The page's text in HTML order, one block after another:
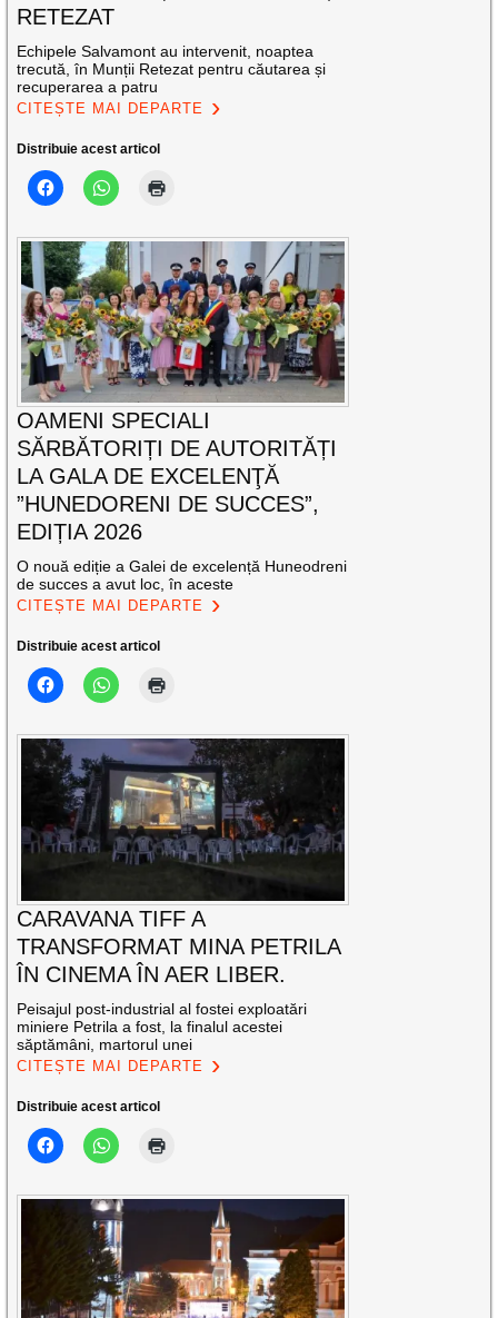
RETEZAT
Echipele Salvamont au intervenit, noaptea
trecută, în Munții Retezat pentru căutarea și
recuperarea a patru
CITEȘTE MAI DEPARTE
Distribuie acest articol
OAMENI SPECIALI
SĂRBĂTORIȚI DE AUTORITĂȚI
LA GALA DE EXCELENŢĂ
”HUNEDORENI DE SUCCES”,
EDIȚIA 2026
O nouă ediție a Galei de excelență Huneodreni
de succes a avut loc, în aceste
CITEȘTE MAI DEPARTE
Distribuie acest articol
CARAVANA TIFF A
TRANSFORMAT MINA PETRILA
ÎN CINEMA ÎN AER LIBER.
Peisajul post-industrial al fostei exploatări
miniere Petrila a fost, la finalul acestei
săptămâni, martorul unei
CITEȘTE MAI DEPARTE
Distribuie acest articol